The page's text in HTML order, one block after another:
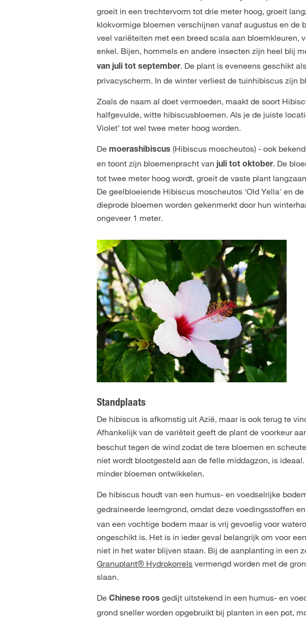
groeit in een trechtervorm tot drie meter hoog, groeit
klokvormige bloemen verschijnen vanaf augustus en de
veel variëteiten met een breed scala aan bloemkleuren,
enkel. Bijen, hommels en andere insecten zijn heel blij
van juli tot september. De plant is eveneens geschikt
privacyscherm. In de winter verliest de tuinhibiscus zijn
Zoals de naam al doet vermoeden, maakt de soort
halfgevulde, witte hibiscusbloemen. Als je de juiste
Violet’ tot wel twee meter hoog worden.
De moerashibiscus(Hibiscus moscheutos) - ook
en toont zijn bloemenpracht van juli tot oktober. De
tot twee meter hoog wordt, groeit de vaste plant
De geelbloeiende Hibiscus moscheutos 'Old Yella' en
dieprode bloemen worden gekenmerkt door hun
ongeveer 1 meter.
Standplaats
De hibiscus is afkomstig uit Azië, maar is ook terug te
Afhankelijk van de variëteit geeft de plant de voorkeur
beschut tegen de wind zodat de tere bloemen en
niet wordt blootgesteld aan de felle middagzon, is
minder bloemen ontwikkelen.
De hibiscus houdt van een humus- en voedselrijke
gedraineerde leemgrond, omdat deze voedingsstoffen
van een vochtige bodem maar is vrij gevoelig voor
ongeschikt is. Het is in ieder geval belangrijk om voor
niet in het water blijven staan. Bij de aanplanting in een
Granuplant® Hydrokorrels vermengd worden met de
slaan.
DeChinese roos gedijt uitstekend in een humus- en
grond sneller worden opgebruikt bij planten in een pot,